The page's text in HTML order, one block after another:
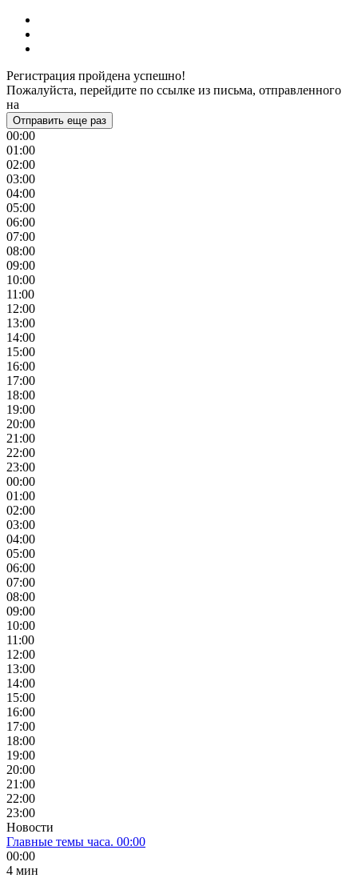
Регистрация пройдена успешно!
Пожалуйста, перейдите по ссылке из письма, отправленного
на
Отправить еще раз
00:00
01:00
02:00
03:00
04:00
05:00
06:00
07:00
08:00
09:00
10:00
11:00
12:00
13:00
14:00
15:00
16:00
17:00
18:00
19:00
20:00
21:00
22:00
23:00
00:00
01:00
02:00
03:00
04:00
05:00
06:00
07:00
08:00
09:00
10:00
11:00
12:00
13:00
14:00
15:00
16:00
17:00
18:00
19:00
20:00
21:00
22:00
23:00
Новости
Главные темы часа. 00:00
00:00
4 мин